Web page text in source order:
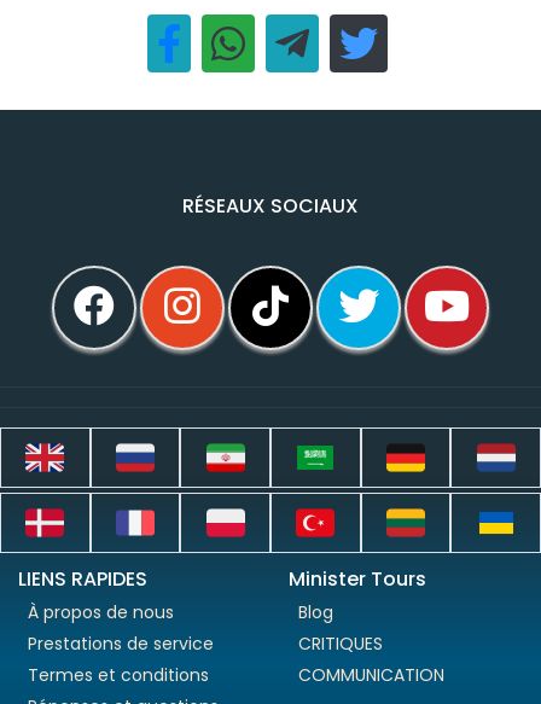
RÉSEAUX SOCIAUX
LIENS RAPIDES
À propos de nous
Prestations de service
Termes et conditions
Minister Tours
Blog
CRITIQUES
COMMUNICATION